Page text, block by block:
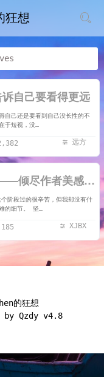
想
自己要看得更远
自己还是要看到自己没长性的不
于短视，没…
远方
十三机兵防卫圈——倾尽作者美感与想象力的杰作
阶段过的很辛苦，但我却没有什
的细节。 坚…
XJBX
的狂想
by Qzdy v4.8